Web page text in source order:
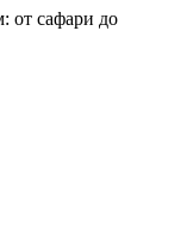
от сафари до